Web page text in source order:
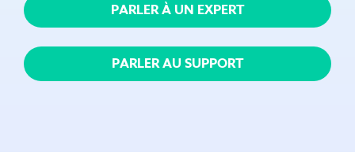
PARLER À UN EXPERT
PARLER AU SUPPORT